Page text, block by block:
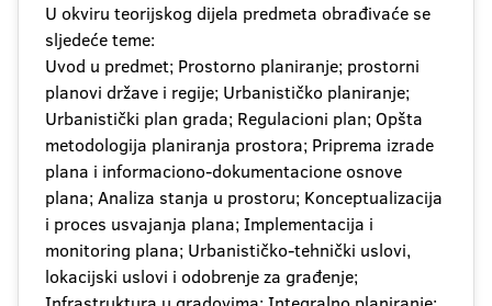
U okviru teorijskog dijela predmeta obrađivaće se
sljedeće teme:
Uvod u predmet; Prostorno planiranje; prostorni
planovi države i regije; Urbanističko planiranje;
Urbanistički plan grada; Regulacioni plan; Opšta
metodologija planiranja prostora; Priprema izrade
plana i informaciono-dokumentacione osnove
plana; Analiza stanja u prostoru; Konceptualizacija
i proces usvajanja plana; Implementacija i
monitoring plana; Urbanističko-tehnički uslovi,
lokacijski uslovi i odobrenje za građenje;